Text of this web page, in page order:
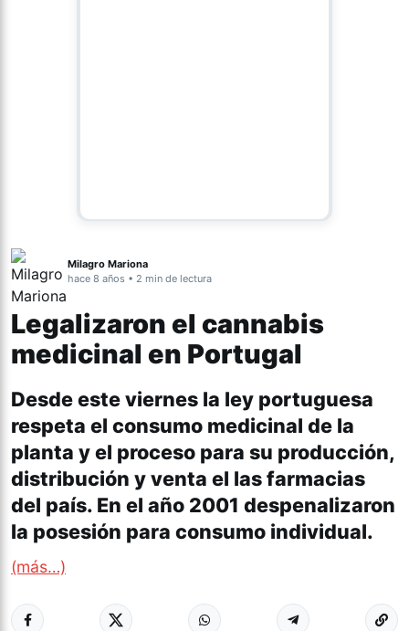
Milagro Mariona
hace 8 años • 2 min de lectura
Legalizaron el cannabis
medicinal en Portugal
Desde este viernes la ley portuguesa
respeta el consumo medicinal de la
planta y el proceso para su producción,
distribución y venta el las farmacias
del país. En el año 2001 despenalizaron
la posesión para consumo individual.
(más…)